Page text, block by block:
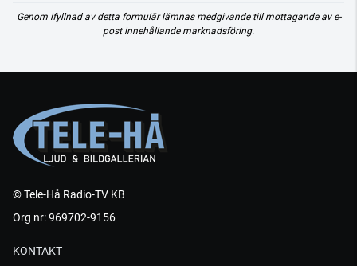
Genom ifyllnad av detta formulär lämnas medgivande till mottagande av e-
post innehållande marknadsföring.
© Tele-Hå Radio-TV KB
Org nr: 969702-9156
KONTAKT